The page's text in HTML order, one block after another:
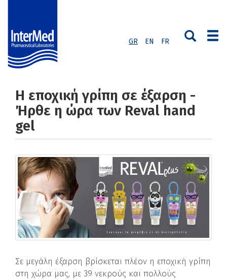
GR EN FR
Η εποχική γρίπη σε έξαρση -
Ήρθε η ώρα των Reval hand
gel
Σε μεγάλη έξαρση βρίσκεται πλέον η εποχική γρίπη
στη χώρα μας, με 39 νεκρούς και πολλούς